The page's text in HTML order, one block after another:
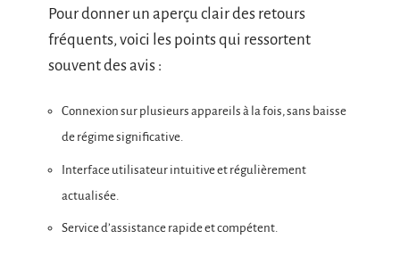
Pour donner un aperçu clair des retours
fréquents, voici les points qui ressortent
souvent des avis :
Connexion sur plusieurs appareils à la fois, sans baisse
de régime significative.
Interface utilisateur intuitive et régulièrement
actualisée.
Service d’assistance rapide et compétent.